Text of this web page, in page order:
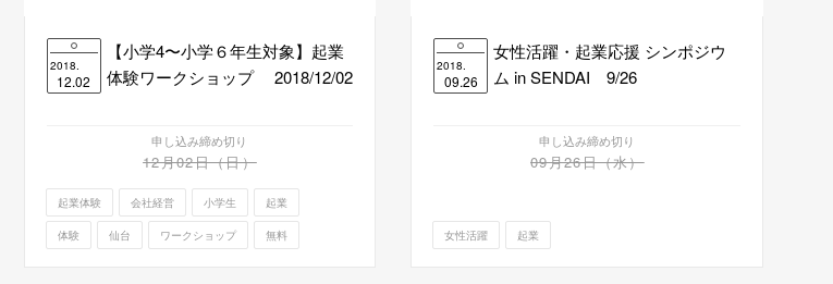
2018.
12.02
【小学4〜小学６年生対象】起業
体験ワークショップ 2018/12/02
申し込み締め切り
12月02日（日）
起業体験 会社経営 小学生 起業
体験 仙台 ワークショップ 無料
2018.
09.26
女性活躍・起業応援 シンポジウ
ム in SENDAI 9/26
申し込み締め切り
09月26日（水）
女性活躍 起業